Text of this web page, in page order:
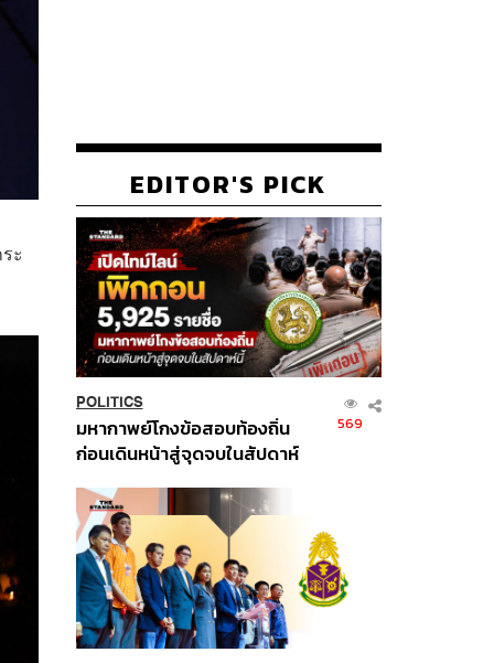
ะ
EDITOR'S PICK
POLITICS
มหากาพย์โกงข้อสอบท้องถิ่น
ก่อนเดินหน้าสู่จุดจบในสัปดาห์
569